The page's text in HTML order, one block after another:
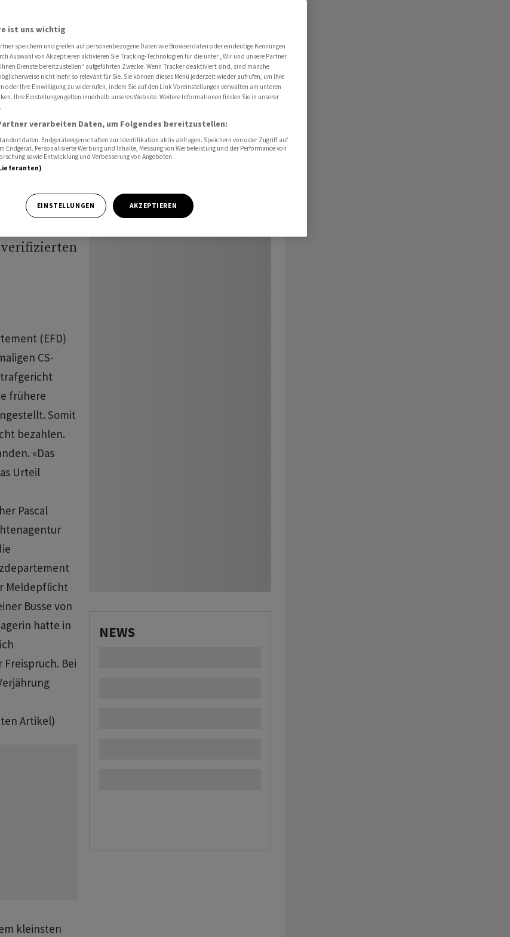
vom
verifizierten
(EFD)
CS-
frühere
Somit
bezahlen.
«Das
Urteil
Pascal
Meldepflicht
Busse von
hatte in
Bei
Artikel)
kleinsten
NEWS
ist uns wichtig
speichern und greifen auf personenbezogene Daten wie Browserdaten oder eindeutige Kennungen
Auswahl von Akzeptieren aktivieren Sie Tracking-Technologien für die unter „Wir und unsere Partner
Dienste bereitzustellen“ aufgeführten Zwecke. Wenn Tracker deaktiviert sind, sind manche
nicht mehr so relevant für Sie. Sie können dieses Menü jederzeit wieder aufrufen, um Ihre
oder Ihre Einwilligung zu widerrufen, indem Sie auf den Link Voreinstellungen verwalten am unteren
Ihre Einstellungen gelten innerhalb unseres Website. Weitere Informationen finden Sie in unserer
verarbeiten Daten, um Folgendes bereitzustellen:
Endgeräteeigenschaften zur Identifikation aktiv abfragen. Speichern von oder Zugriff auf
Endgerät. Personalisierte Werbung und Inhalte, Messung von Werbeleistung und der Performance von
sowie Entwicklung und Verbesserung von Angeboten.
EINSTELLUNGEN AKZEPTIEREN